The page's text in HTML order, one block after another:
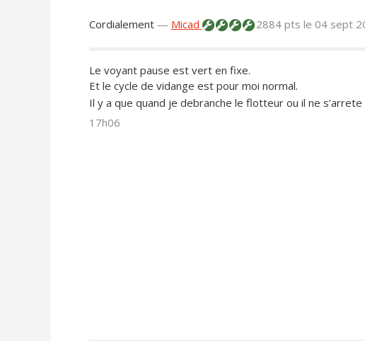
Cordialement — Micad 2884 pts le 04 sept
Le voyant pause est vert en fixe.
Et le cycle de vidange est pour moi normal.
Il y a que quand je debranche le flotteur ou il ne s’arrete
17h06